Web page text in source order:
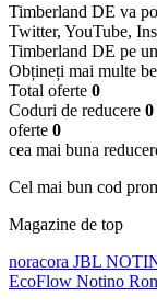
Timberland DE va
Twitter, YouTube,
Timberland DE pe
Obțineți mai multe
Total oferte 0
Coduri de reducere 0
oferte 0
cea mai buna
Cel mai bun cod
Magazine de top
noracora JBL
EcoFlow Notino